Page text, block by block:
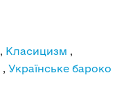
, Класицизм ,
, Українське бароко